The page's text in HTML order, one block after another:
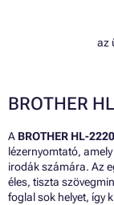
az
BROTHER
A BROTHER HL-2220
lézernyomtató,
irodák számára. Az
éles, tiszta
foglal sok helyet, így